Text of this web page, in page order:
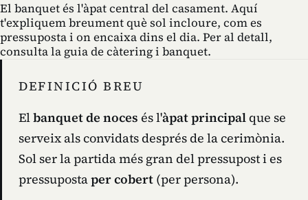
El banquet és l'àpat central del casament. Aquí
t'expliquem breument què sol incloure, com es
pressuposta i on encaixa dins el dia. Per al detall,
consulta la guia de càtering i banquet.
DEFINICIÓ BREU
Elbanquet de noces és l'àpat principalque se
serveix als convidats després de la cerimònia.
Sol ser la partida més gran del pressupost i es
pressupostaper cobert (per persona).